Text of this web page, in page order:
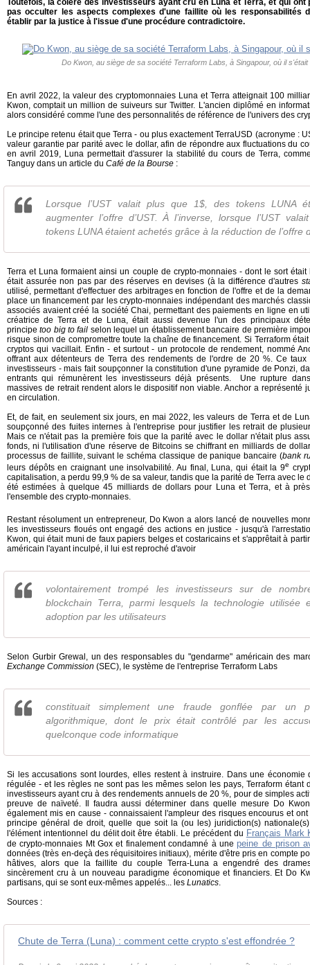
Toutefois, la colère des investisseurs ayant cru en Luna et Terra, et qui
pas occulter les aspects complexes d'une faillite où les responsabilités
établir par la justice à l'issue d'une procédure contradictoire.
Do Kwon, au siège de sa société Terraform Labs, à Singapour, où il
En avril 2022, la valeur des cryptomonnaies Luna et Terra atteignait 100
Kwon, comptait un million de suiveurs sur Twitter. L'ancien diplômé en
alors considéré comme l'une des personnalités de référence de l'univers des
Le principe retenu était que Terra - ou plus exactement TerraUSD (acronyme :
valeur garantie par parité avec le dollar, afin de répondre aux fluctuations du
en avril 2019, Luna permettait d'assurer la stabilité du cours de Terra,
Tanguy dans un article du Café de la Bourse :
Lorsque l’UST valait plus que 1$, des tokens LUNA
augmenter l’offre d’UST. À l’inverse, lorsque l’UST
tokens LUNA étaient achetés grâce à la réduction de l’offre
Terra et Luna formaient ainsi un couple de crypto-monnaies - dont le sort
était assurée non pas par des réserves en devises (à la différence d'autres
utilisé, permettant d'effectuer des arbitrages en fonction de l'offre et de la
place un financement par les crypto-monnaies indépendant des marchés
associés avaient créé la société Chai, permettant des paiements en ligne en
créatrice de Terra et de Luna, était aussi devenue l'un des principaux
principetoo big to fail selon lequel un établissement bancaire de première
risque sinon de compromettre toute la chaîne de financement. Si Terraform
cryptos qui vacillait. Enfin - et surtout - un protocole de rendement, nommé
offrant aux détenteurs de Terra des rendements de l'ordre de 20 %. Ce
investisseurs - mais fait soupçonner la constitution d'une pyramide de Ponzi,
entrants qui rémunèrent les investisseurs déjà présents. Une rupture
massives de retrait rendent alors le dispositif non viable. Anchor a représenté
en circulation.
Et, de fait, en seulement six jours, en mai 2022, les valeurs de Terra et de
soupçonné des fuites internes à l'entreprise pour justifier les retrait de
Mais ce n'était pas la première fois que la parité avec le dollar n'était plus
fonds, ni l'utilisation d'une réserve de Bitcoins se chiffrant en milliards de
processus de faillite, suivant le schéma classique de panique bancaire (bank
leurs dépôts en craignant une insolvabilité. Au final, Luna, qui était la 9e
capitalisation, a perdu 99,9 % de sa valeur, tandis que la parité de Terra avec le
été estimées à quelque 45 milliards de dollars pour Luna et Terra, et à
l'ensemble des crypto-monnaies.
Restant résolument un entrepreneur, Do Kwon a alors lancé de nouvelles
les investisseurs floués ont engagé des actions en justice - jusqu'à
Kwon, qui était muni de faux papiers belges et costaricains et s'apprêtait à
américain l'ayant inculpé, il lui est reproché d'avoir
volontairement trompé les investisseurs sur de
blockchain Terra, parmi lesquels la technologie utilisée
adoption par les utilisateurs
Selon Gurbir Grewal, un des responsables du "gendarme" américain des
Exchange Commission (SEC), le système de l'entreprise Terraform Labs
constituait simplement une fraude gonflée par un
algorithmique, dont le prix était contrôlé par les
quelconque code informatique
Si les accusations sont lourdes, elles restent à instruire. Dans une économie
régulée - et les règles ne sont pas les mêmes selon les pays, Terraform étant
investisseurs ayant cru à des rendements annuels de 20 %, pour de simples
preuve de naïveté. Il faudra aussi déterminer dans quelle mesure Do
également mis en cause - connaissaient l'ampleur des risques encourus et
principe général de droit, quelle que soit la (ou les) juridiction(s)
l'élément intentionnel du délit doit être établi. Le précédent du Français Mark
de crypto-monnaies Mt Gox et finalement condamné à une peine de prison
données (très en-deçà des réquisitoires initiaux), mérite d'être pris en compte
hâtives, alors que la faillite du couple Terra-Luna a engendré des
sincèrement cru à un nouveau paradigme économique et financiers. Et Do
partisans, qui se sont eux-mêmes appelés... les Lunatics.
Sources :
Chute de Terra (Luna) : comment cette crypto s'est effondrée ?